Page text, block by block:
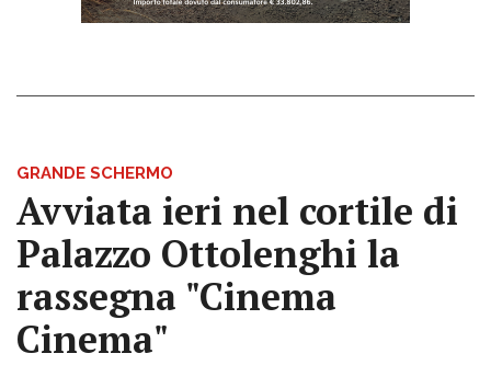
GRANDE SCHERMO
Avviata ieri nel cortile di
Palazzo Ottolenghi la
rassegna "Cinema
Cinema"